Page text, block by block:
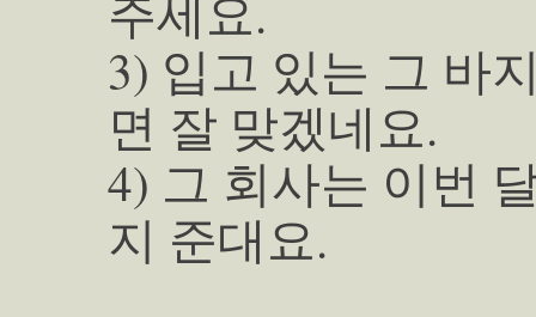
주세요.
3) 입고 있는 그 바
면 잘 맞겠네요.
4) 그 회사는 이번
지 준대요.